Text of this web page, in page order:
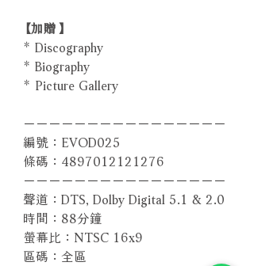
【加贈】
* Discography
* Biography
* Picture Gallery
－－－－－－－－－－－－－－－－
編號：EVOD025
條碼：4897012121276
－－－－－－－－－－－－－－－－
聲道：DTS, Dolby Digital 5.1 & 2.0
時間：88分鐘
螢幕比：NTSC 16x9
區碼：全區